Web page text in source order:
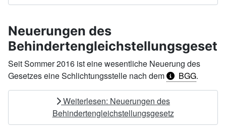
Neuerungen des
Behindertengleichstellungsgesetz
Seit Sommer 2016 ist eine wesentliche Neuerung des
Gesetzes eine Schlichtungsstelle nach dem
BGG.
Weiterlesen: Neuerungen des
Behindertengleichstellungsgesetz